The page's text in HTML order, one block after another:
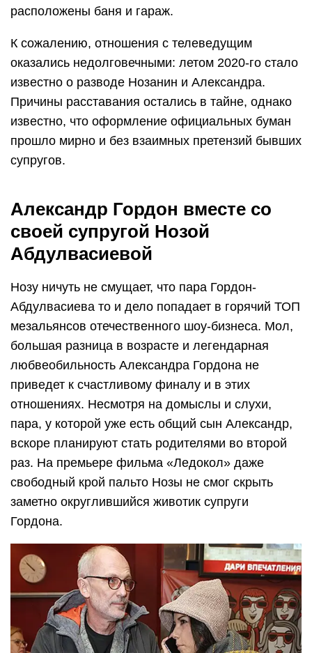
расположены баня и гараж.
К сожалению, отношения с телеведущим
оказались недолговечными: летом 2020-го стало
известно о разводе Нозанин и Александра.
Причины расставания остались в тайне, однако
известно, что оформление официальных буман
прошло мирно и без взаимных претензий бывших
супругов.
Александр Гордон вместе со
своей супругой Нозой
Абдулвасиевой
Нозу ничуть не смущает, что пара Гордон-
Абдулвасиева то и дело попадает в горячий ТОП
мезальянсов отечественного шоу-бизнеса. Мол,
большая разница в возрасте и легендарная
любвеобильность Александра Гордона не
приведет к счастливому финалу и в этих
отношениях. Несмотря на домыслы и слухи,
пара, у которой уже есть общий сын Александр,
вскоре планируют стать родителями во второй
раз. На премьере фильма «Ледокол» даже
свободный крой пальто Нозы не смог скрыть
заметно округлившийся животик супруги
Гордона.